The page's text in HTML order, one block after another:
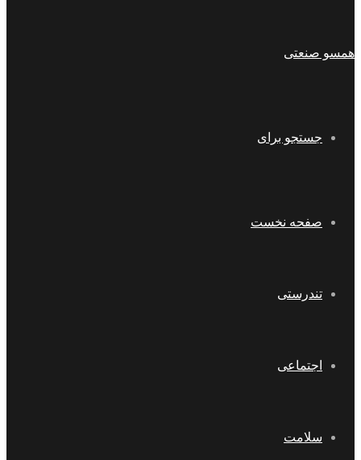
همسو صنعتی
جستجو برای
صفحه نخست
تندرستی
اجتماعی
سلامت